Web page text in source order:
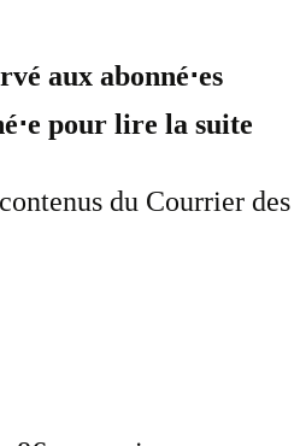
aux abonné⋅es
pour lire la suite
du Courrier des